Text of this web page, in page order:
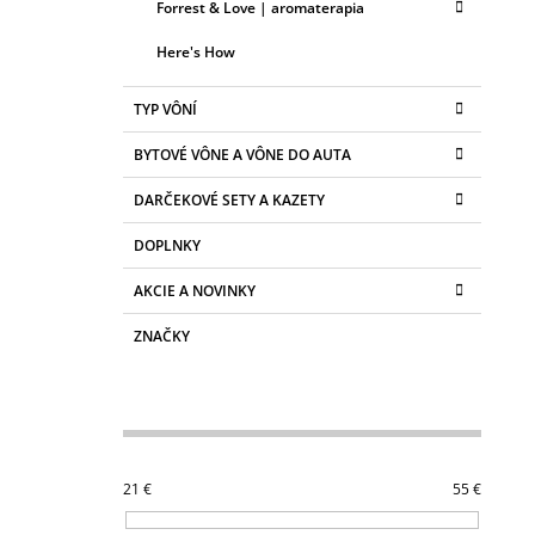
Forrest & Love | aromaterapia
Here's How
TYP VÔNÍ
BYTOVÉ VÔNE A VÔNE DO AUTA
DARČEKOVÉ SETY A KAZETY
DOPLNKY
AKCIE A NOVINKY
ZNAČKY
21 € 55€